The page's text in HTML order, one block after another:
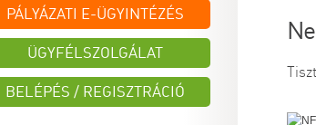
PÁLYÁZATI E-ÜGYINTÉZÉS
ÜGYFÉLSZOLGÁLAT
BELÉPÉS / REGISZTRÁCIÓ